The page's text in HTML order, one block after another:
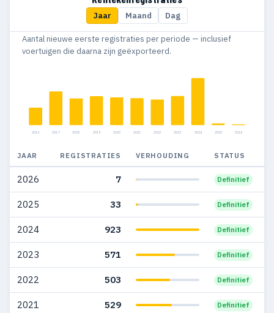
372
2014 181
2000 36 3
1999 19 2
1998 5 —
1997 2 2
Jaar Maand Dag
Aantal nieuwe eerste registraties per periode — inclusief
voertuigen die daarna zijn geëxporteerd.
2016 2017 2018 2019 2020 2021 2022 2023 2024 2025 2026
JAAR REGISTRATIES VERHOUDING STATUS
2026 7 Definitief
2025 33 Definitief
2024 923 Definitief
2023 571 Definitief
2022 503 Definitief
2021 529 Definitief